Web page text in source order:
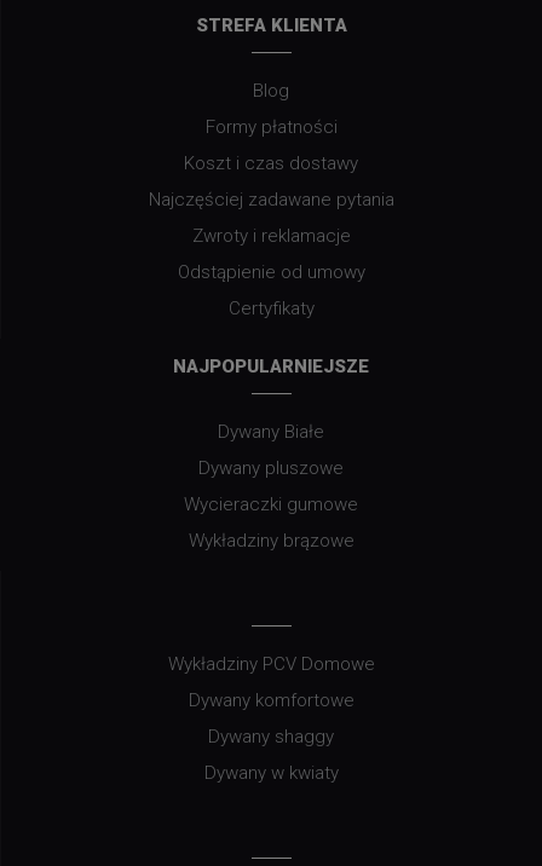
STREFA KLIENTA
Blog
Formy płatności
Koszt i czas dostawy
Najczęściej zadawane pytania
Zwroty i reklamacje
Odstąpienie od umowy
Certyfikaty
NAJPOPULARNIEJSZE
Dywany Białe
Dywany pluszowe
Wycieraczki gumowe
Wykładziny brązowe
Wykładziny PCV Domowe
Dywany komfortowe
Dywany shaggy
Dywany w kwiaty